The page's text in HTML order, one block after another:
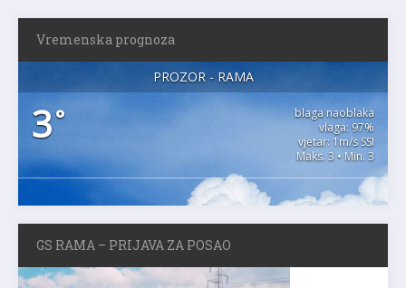
Vremenska prognoza
PROZOR - RAMA
3°
blaga naoblaka
vlaga: 97%
vjetar: 1m/s SSI
Maks. 3 • Min. 3
GS RAMA – PRIJAVA ZA POSAO